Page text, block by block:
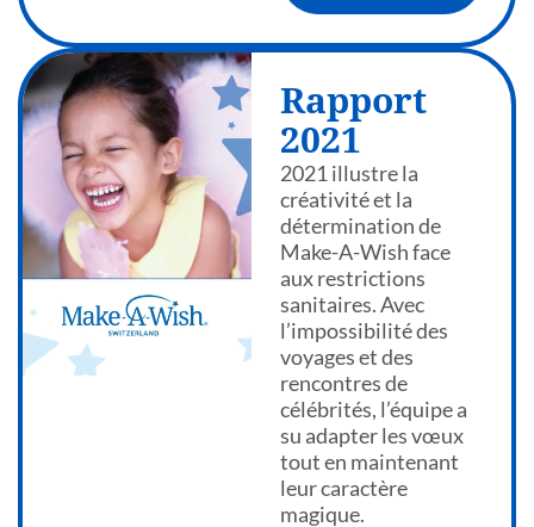
Rapport
2021
2021 illustre la
créativité et la
détermination de
Make-A-Wish face
aux restrictions
sanitaires. Avec
l’impossibilité des
voyages et des
rencontres de
célébrités, l’équipe a
su adapter les vœux
tout en maintenant
leur caractère
magique.